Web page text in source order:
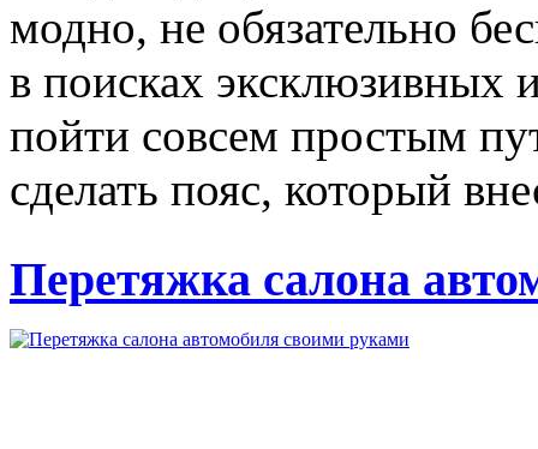
модно, не обязательно
в поисках
пойти совсем простым
сделать пояс, который
Перетяжка салона